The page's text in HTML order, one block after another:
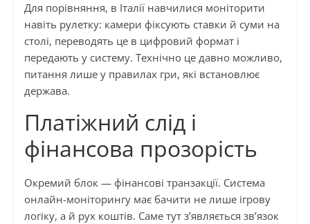
Для порівняння, в Італії навчилися моніторити
навіть рулетку: камери фіксують ставки й суми на
столі, переводять це в цифровий формат і
передають у систему. Технічно це давно можливо,
питання лише у правилах гри, які встановлює
держава.
Платіжний слід і
фінансова прозорість
Окремий блок — фінансові транзакції. Система
онлайн-моніторингу має бачити не лише ігрову
логіку, а й рух коштів. Саме тут з’являється зв’язок